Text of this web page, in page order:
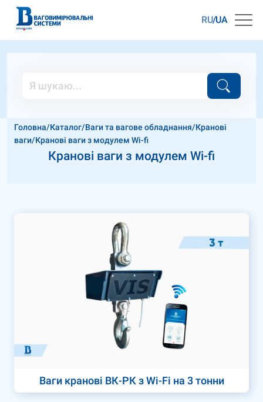
RU UA
Головна/Каталог/Ваги та вагове обладнання/Кранові
ваги/Кранові ваги з модулем Wi-fi
Кранові ваги з модулем Wi-fi
Ваги кранові ВК-РК з Wi-Fi на 3 тонни